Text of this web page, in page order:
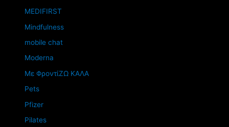
MEDIFIRST
Mindfulness
mobile chat
Moderna
Mε ΦροντίΖΩ ΚΑΛΑ
Pets
Pfizer
Pilates